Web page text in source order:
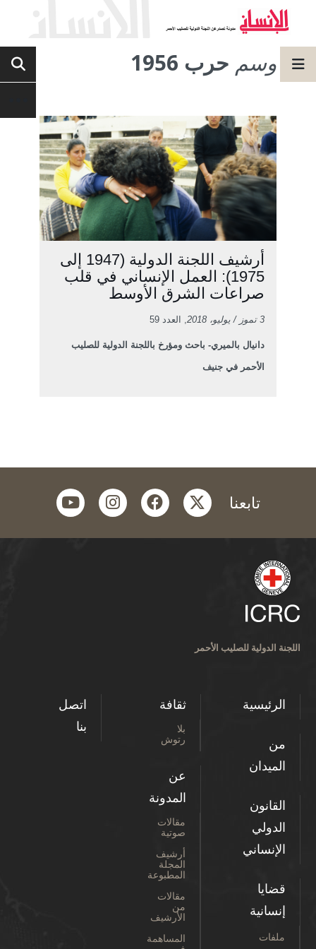
وسم حرب 1956
أرشيف اللجنة الدولية (1947 إلى
1975): العمل الإنساني في قلب
صراعات الشرق الأوسط
3 تموز / يوليو، 2018 , العدد 59
دانيال بالميري- باحث ومؤرخ باللجنة الدولية للصليب
الأحمر في جنيف
تابعنا twitter
facebook
instagram
youtube
اللجنة الدولية للصليب الأحمر
الرئيسية
من
الميدان
القانون
الدولي
الإنساني
قضايا
إنسانية
ملفات
ثقافة
بلا
رتوش
عن
المدونة
مقالات
صوتية
أرشيف
المجلة
المطبوعة
مقالات
من
الأرشيف
المساهمة
اتصل
بنا